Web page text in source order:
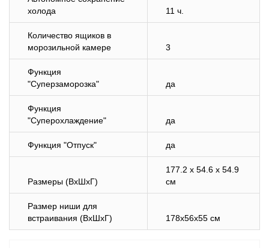
холода
11 ч.
Количество ящиков в
морозильной камере
3
Функция
"Суперзаморозка"
да
Функция
"Суперохлаждение"
да
Функция "Отпуск" да
Размеры (ВхШхГ)
177.2 x 54.6 x 54.9
см
Размер ниши для
встраивания (ВхШхГ)
178x56x55 см